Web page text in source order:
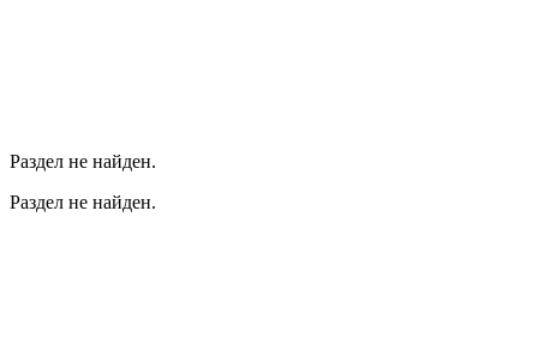
Раздел не найден.
Раздел не найден.